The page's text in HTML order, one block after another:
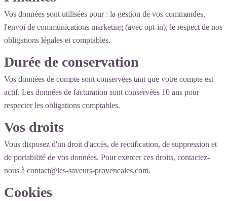
Vos données sont utilisées pour : la gestion de vos commandes,
l'envoi de communications marketing (avec opt‑in), le respect de nos
obligations légales et comptables.
Durée de conservation
Vos données de compte sont conservées tant que votre compte est
actif. Les données de facturation sont conservées 10 ans pour
respecter les obligations comptables.
Vos droits
Vous disposez d'un droit d'accès, de rectification, de suppression et
de portabilité de vos données. Pour exercer ces droits, contactez-
nous à contact@les-saveurs-provencales.com.
Cookies